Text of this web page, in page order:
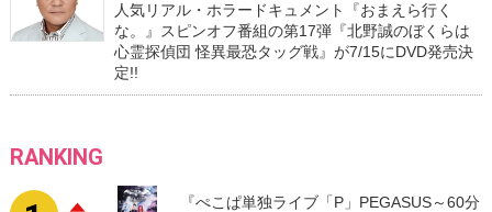
人気リアル・ホラードキュメント『おまえら行く
な。』スピンオフ番組の第17弾『北野誠のぼくらは
心霊探偵団 怪異最恐タッグ戦』が7/15にDVD発売決
定!!
RANKING
『ぺこぱ単独ライブ「P」PEGASUS～60分